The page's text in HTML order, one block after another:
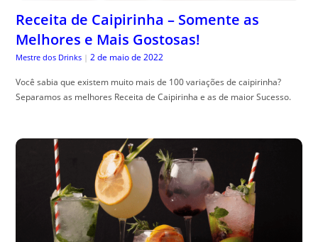
Receita de Caipirinha – Somente as
Melhores e Mais Gostosas!
Mestre dos Drinks | 2 de maio de 2022
Você sabia que existem muito mais de 100 variações de caipirinha?
Separamos as melhores Receita de Caipirinha e as de maior Sucesso.